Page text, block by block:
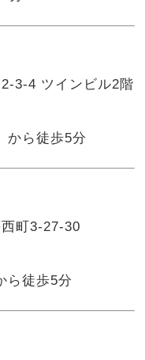
3-4 ツインビル2階
から徒歩5分
町3-27-30
ら徒歩5分